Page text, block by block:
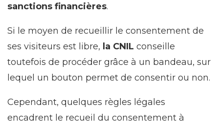
sanctions financières.
Si le moyen de recueillir le consentement de
ses visiteurs est libre, la CNIL conseille
toutefois de procéder grâce à un bandeau, sur
lequel un bouton permet de consentir ou non.
Cependant, quelques règles légales
encadrent le recueil du consentement à